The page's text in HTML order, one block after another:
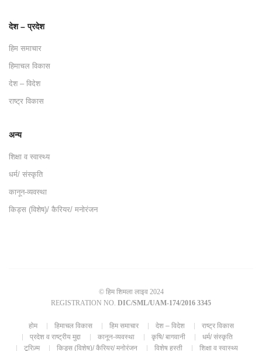
देश – प्रदेश
हिम समाचार
हिमाचल विकास
देश – विदेश
राष्ट्र विकास
अन्य
शिक्षा व स्वास्थ्य
धर्म/ संस्कृति
कानून-व्यवस्था
किड्स (विशेष)/ कैरियर/ मनोरंजन
© हिम शिमला लाइव 2024
REGISTRATION NO. DIC/SML/UAM-174/2016 3345
होम हिमाचल विकास हिम समाचार देश – विदेश
राष्ट्र विकास
प्रदेश व राष्ट्रीय मुद्दा
कानून-व्यवस्था कृषि/ बागवानी
धर्म/ संस्कृति
टूरिज़्म
किड्स (विशेष)/ कैरियर/ मनोरंजन विशेष हस्ती शिक्षा व स्वास्थ्य